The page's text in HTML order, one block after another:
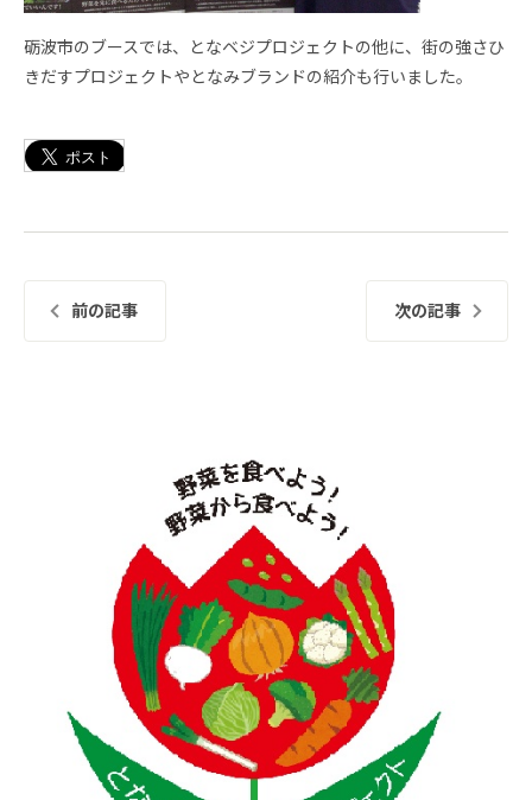
砺波市のブースでは、となベジプロジェクトの他に、街の強さひ
きだすプロジェクトやとなみブランドの紹介も行いました。
前の記事 次の記事